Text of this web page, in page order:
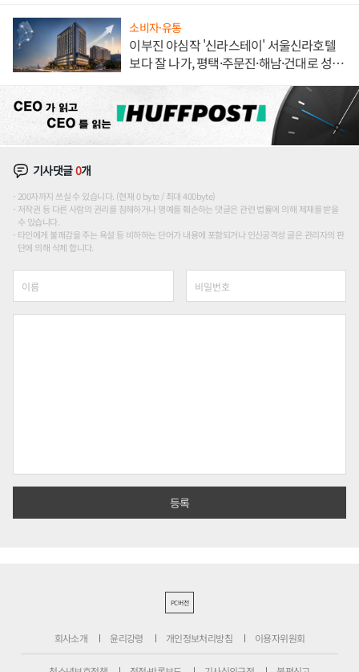
소비자·유통
이부진 야심작 '신라스테이' 서울신라호텔
보다 잘 나가, 평택·주문진·해남·건대로 성
기사댓글0개
200자까지 쓰실 수 있습니다. (현재 0 byte / 최대 400byte)
저작권 등 다른 사람의 권리를 침해하거나 명예를 훼손하는 댓글은 관련 법률에 의해 제재를 받을
수 있습니다.
타인에게 불쾌감을 주는 욕설 등 비하하는 단어가 내용에 포함되거나 인신공격성 글은 관리자의 판
단에 의해 삭제 합니다.
PC버전
회사소개 윤리강령 개인정보처리방침 이용자위원회